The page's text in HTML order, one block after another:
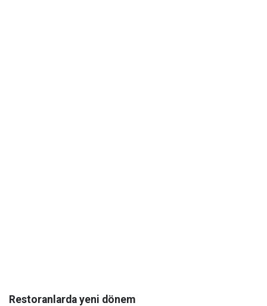
Restoranlarda yeni dönem